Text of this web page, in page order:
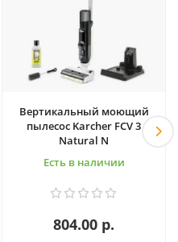
Вертикальный моющий
пылесос Karcher FCV 3
Natural N
Есть в наличии
804.00 р.